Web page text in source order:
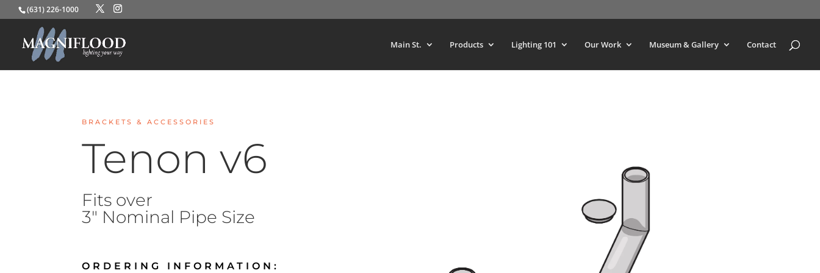
(631) 226-1000
Main St. Products Lighting 101 Our Work Museum & Gallery Contact
BRACKETS & ACCESSORIES
Tenon v6
Fits over
3″ Nominal Pipe Size
ORDERING INFORMATION: